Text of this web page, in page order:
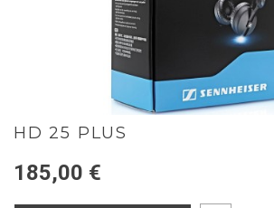
HD 25 PLUS
185,00 €